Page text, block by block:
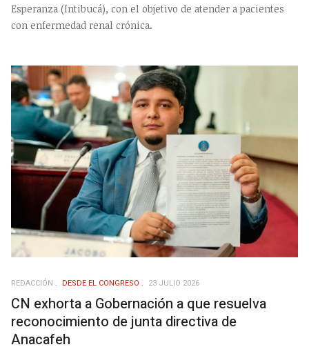
Esperanza (Intibucá), con el objetivo de atender a pacientes
con enfermedad renal crónica.
REDACCIÓN DESDE EL CONGRESO 23 JULIO 2026
CN exhorta a Gobernación a que resuelva
reconocimiento de junta directiva de
Anacafeh